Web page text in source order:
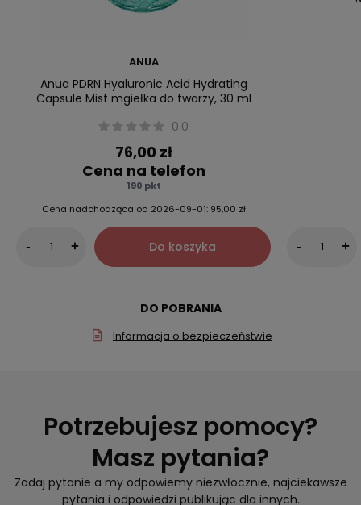
ANUA
Anua PDRN Hyaluronic Acid Hydrating
Capsule Mist mgiełka do twarzy, 30 ml
0.0
76,00 zł
190 pkt
Cena na telefon
Cena nadchodząca od 2026-09-01: 95,00 zł
- + Do koszyka - +
DO POBRANIA
Informacja o bezpieczeństwie
Potrzebujesz pomocy?
Masz pytania?
Zadaj pytanie a my odpowiemy niezwłocznie, najciekawsze
pytania i odpowiedzi publikując dla innych.